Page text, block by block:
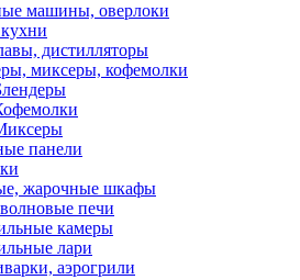
машины, оверлоки
дистилляторы
миксеры, кофемолки
панели
жарочные шкафы
печи
камеры
лари
аэрогрили